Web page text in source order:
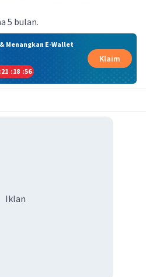
5 bulan.
Menangkan E-Wallet
:21 :18 :56
Klaim
Iklan